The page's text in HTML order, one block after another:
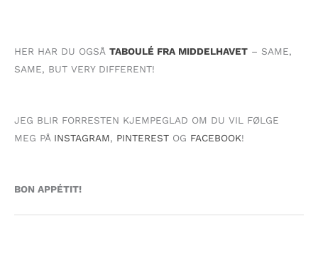
HER HAR DU OGSÅ TABOULÉ FRA MIDDELHAVET – SAME,
SAME, BUT VERY DIFFERENT!
JEG BLIR FORRESTEN KJEMPEGLAD OM DU VIL FØLGE
MEG PÅ INSTAGRAM, PINTEREST OG FACEBOOK!
BON APPÉTIT!